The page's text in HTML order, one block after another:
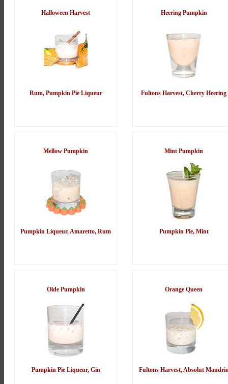
Halloween Harvest
Rum, Pumpkin Pie Liqueur
Heering Pumpkin
Fultons Harvest, Cherry Heering
Mellow Pumpkin
Pumpkin Liqueur, Amaretto, Rum
Mint Pumpkin
Pumpkin Pie, Mint
Olde Pumpkin
Pumpkin Pie Liqueur, Gin
Orange Queen
Fultons Harvest, Absolut